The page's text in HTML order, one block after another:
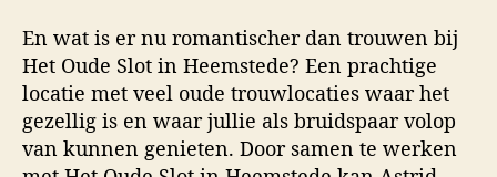
En wat is er nu romantischer dan trouwen bij
Het Oude Slot in Heemstede? Een prachtige
locatie met veel oude trouwlocaties waar het
gezellig is en waar jullie als bruidspaar volop
van kunnen genieten. Door samen te werken